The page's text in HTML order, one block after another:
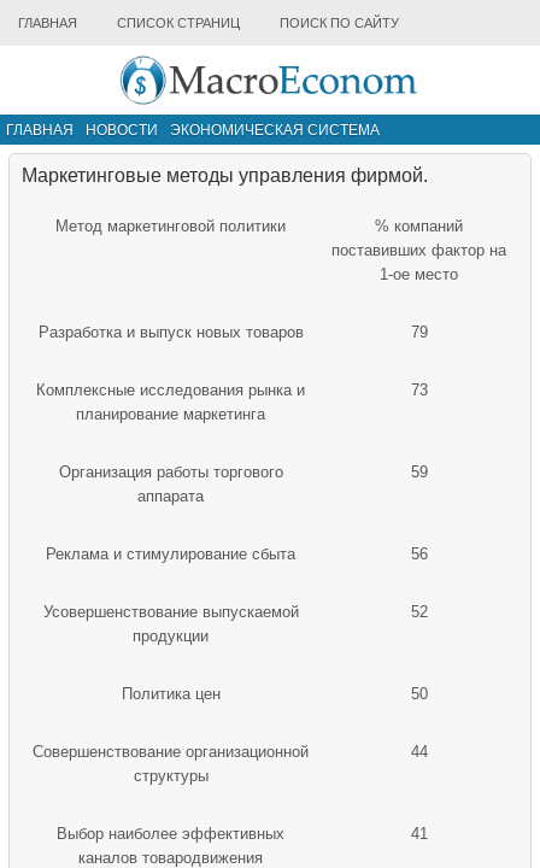
ГЛАВНАЯ СПИСОК СТРАНИЦ ПОИСК ПО САЙТУ
ГЛАВНАЯ НОВОСТИ
ЭКОНОМИЧЕСКАЯ СИСТЕМА
ИНФРАСТРУКТУРА РЫНКА
Маркетинговые методы управления фирмой.
Метод маркетинговой политики
% компаний
поставивших фактор на
1-ое место
Разработка и выпуск новых товаров 79
Комплексные исследования рынка и
планирование маркетинга
73
Организация работы торгового
аппарата
59
Реклама и стимулирование сбыта 56
Усовершенствование выпускаемой
продукции
52
Политика цен 50
Совершенствование организационной
структуры
44
Выбор наиболее эффективных
каналов товародвижения
41